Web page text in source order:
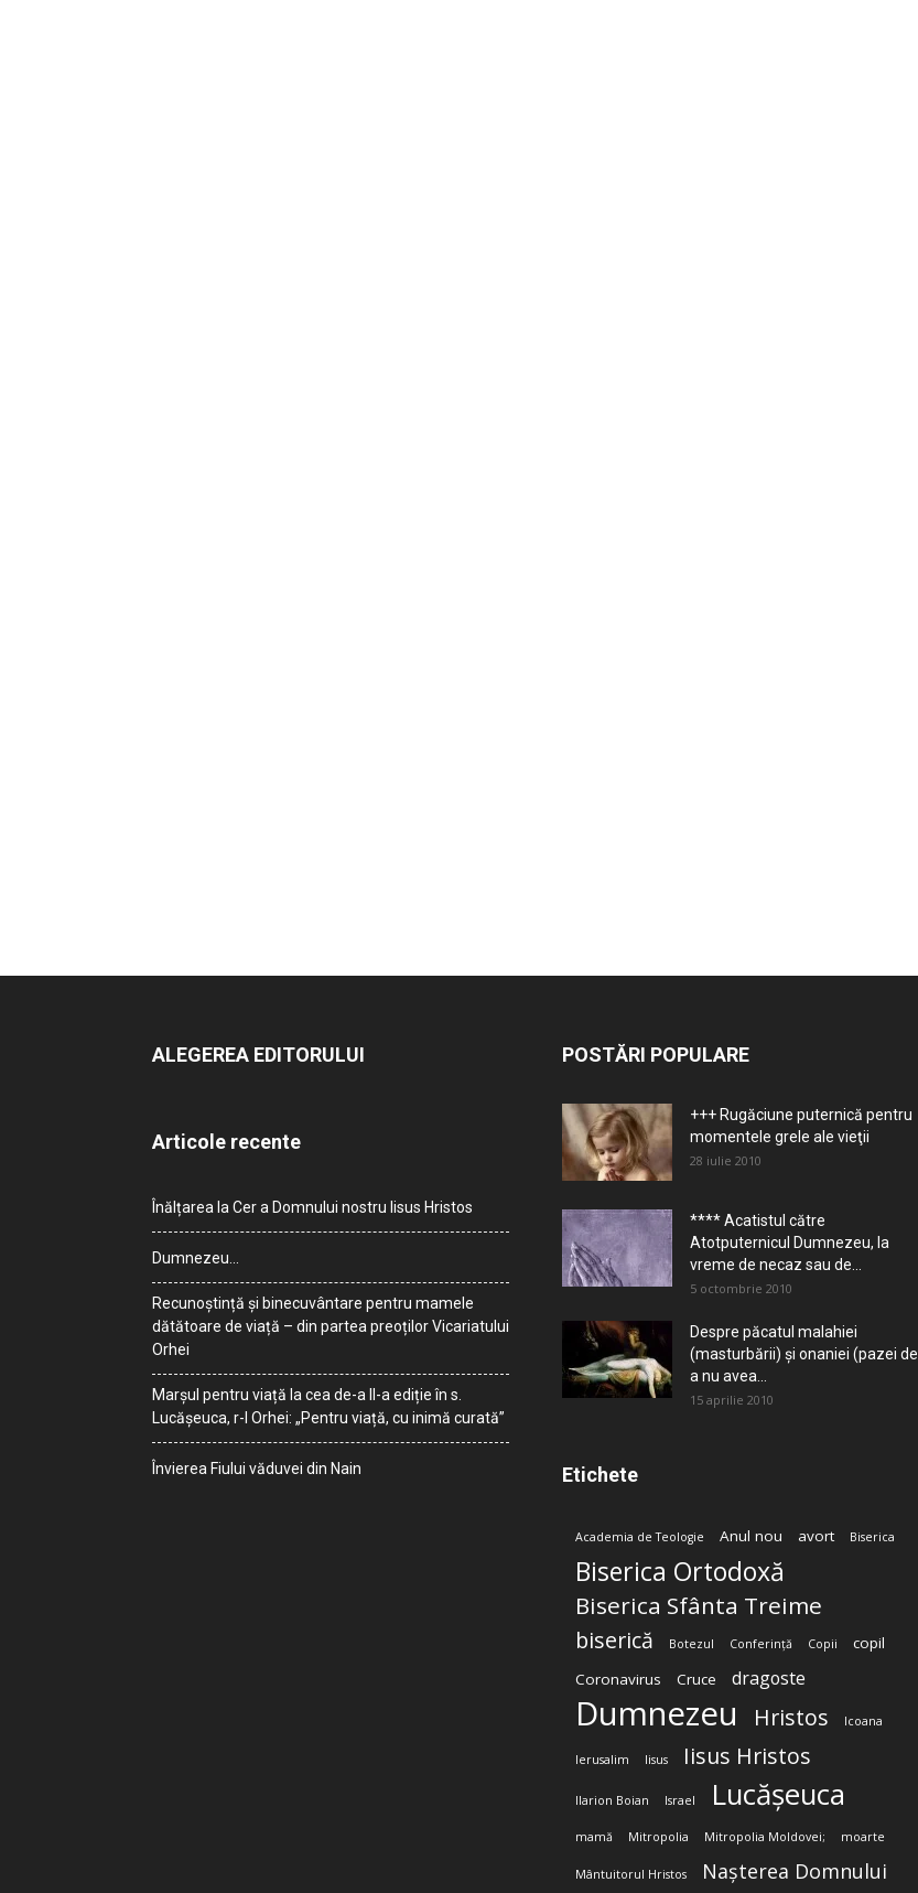
ALEGEREA EDITORULUI
Articole recente
Înălțarea la Cer a Domnului nostru Iisus Hristos
Dumnezeu…
Recunoștință și binecuvântare pentru mamele
dătătoare de viață – din partea preoților Vicariatului
Orhei
Marșul pentru viață la cea de-a II-a ediție în s.
Lucășeuca, r-l Orhei: „Pentru viață, cu inimă curată”
Învierea Fiului văduvei din Nain
POSTĂRI POPULARE
+++ Rugăciune puternică pentru
momentele grele ale vieţii
28 iulie 2010
**** Acatistul către
Atotputernicul Dumnezeu, la
vreme de necaz sau de...
5 octombrie 2010
Despre păcatul malahiei
(masturbării) şi onaniei (pazei de
a nu avea...
15 aprilie 2010
Etichete
Academia de Teologie Anul nou avort Biserica
Biserica Ortodoxă
Biserica Sfânta Treime
biserică Botezul Conferință Copii
copil
Coronavirus
Cruce dragoste
Dumnezeu Hristos Icoana
Ierusalim Iisus Iisus Hristos
Ilarion Boian Israel Lucășeuca
mamă Mitropolia Mitropolia Moldovei; moarte
Mântuitorul Hristos Nașterea Domnului